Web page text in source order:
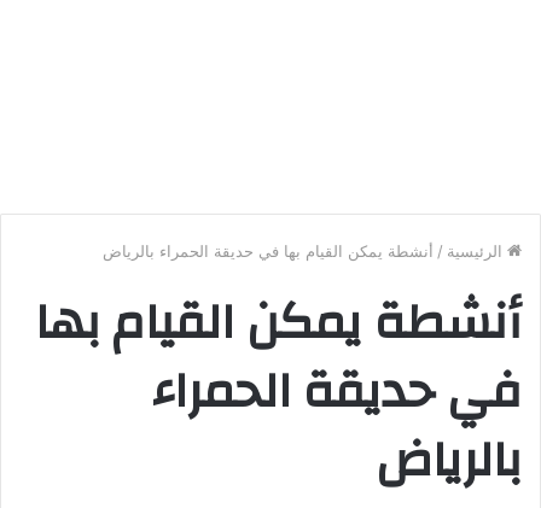
الرئيسية / أنشطة يمكن القيام بها في حديقة الحمراء بالرياض
أنشطة يمكن القيام بها
في حديقة الحمراء
بالرياض